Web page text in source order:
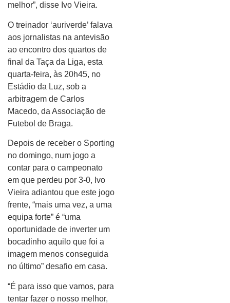
melhor”, disse Ivo Vieira.
O treinador ‘auriverde’ falava
aos jornalistas na antevisão
ao encontro dos quartos de
final da Taça da Liga, esta
quarta-feira, às 20h45, no
Estádio da Luz, sob a
arbitragem de Carlos
Macedo, da Associação de
Futebol de Braga.
Depois de receber o Sporting
no domingo, num jogo a
contar para o campeonato
em que perdeu por 3-0, Ivo
Vieira adiantou que este jogo
frente, “mais uma vez, a uma
equipa forte” é “uma
oportunidade de inverter um
bocadinho aquilo que foi a
imagem menos conseguida
no último” desafio em casa.
“É para isso que vamos, para
tentar fazer o nosso melhor,